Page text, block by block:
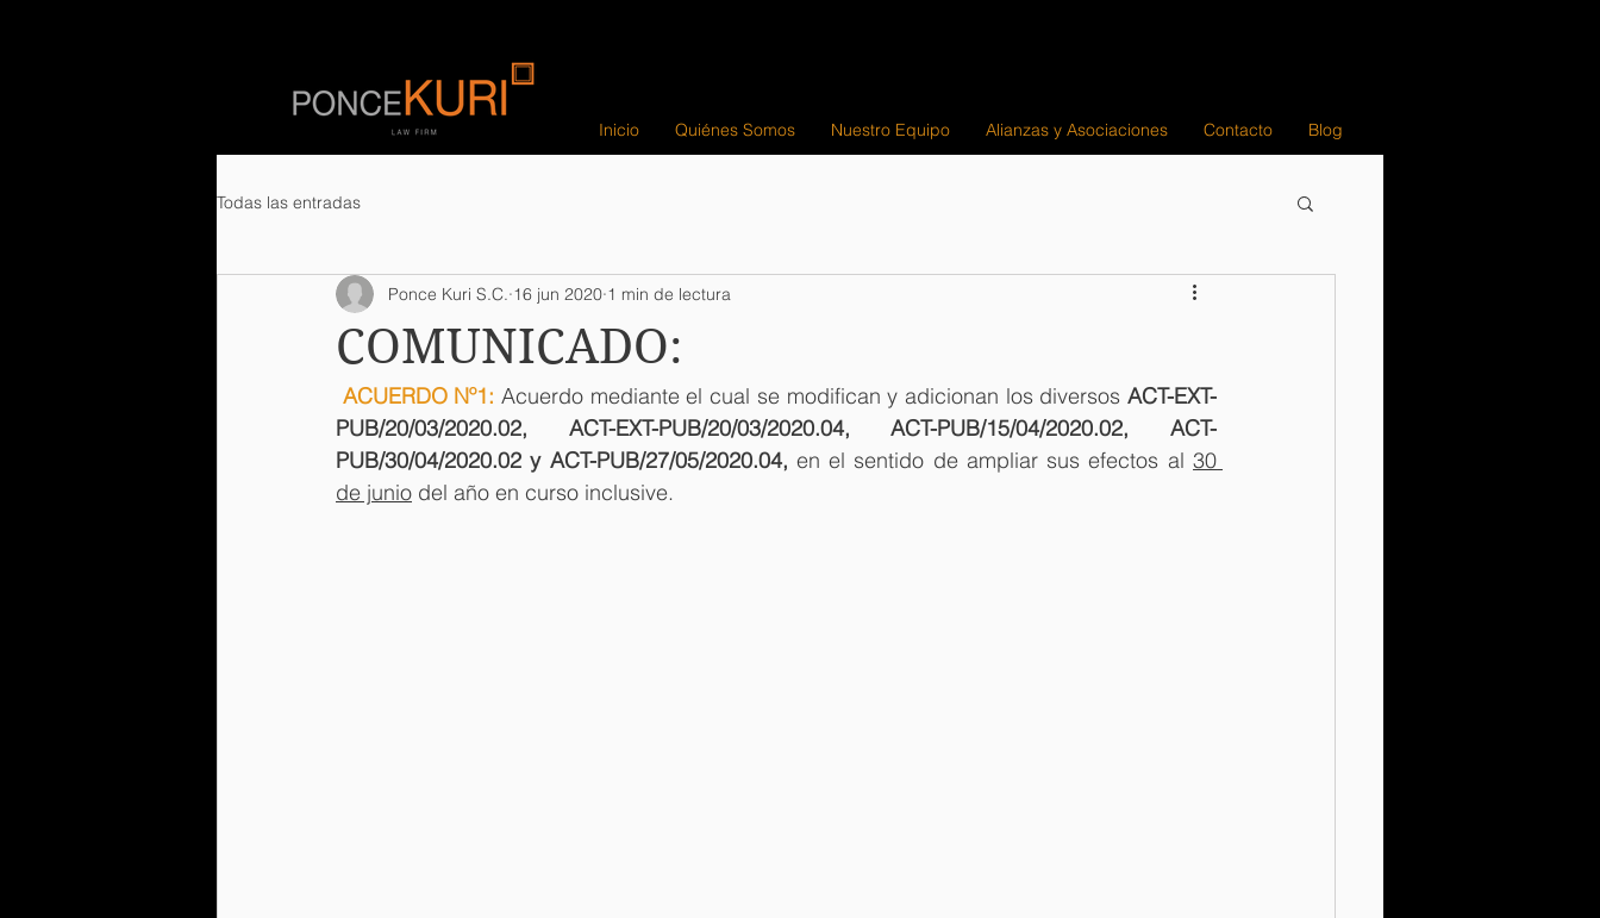
Inicio Quiénes Somos Nuestro Equipo Alianzas y Asociaciones Contacto Blog
Todas las entradas
COMUNICADO:
Ponce Kuri S.C. 16 jun 2020 1 min de lectura
ACUERDO Nº1: Acuerdo mediante el cual se modifican y adicionan los diversos ACT-EXT-
PUB/20/03/2020.02, ACT-EXT-PUB/20/03/2020.04, ACT-PUB/15/04/2020.02, ACT-
PUB/30/04/2020.02 y ACT-PUB/27/05/2020.04, en el sentido de ampliar sus efectos al 30
de junio del año en curso inclusive.